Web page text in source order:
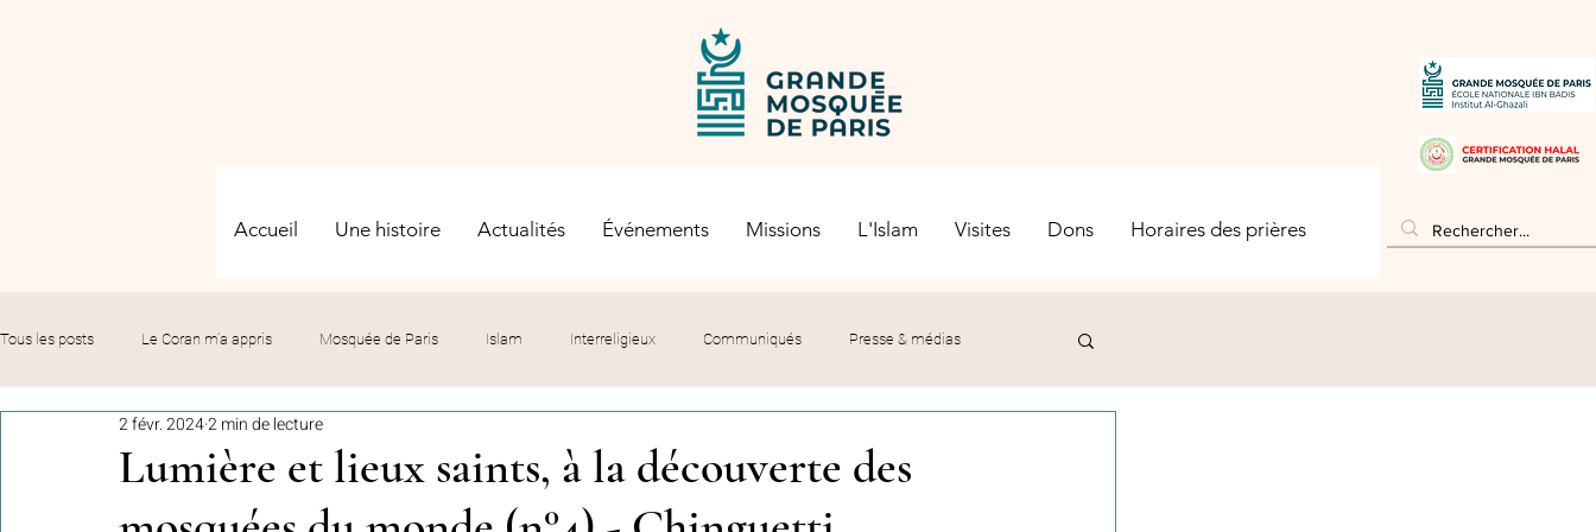
Accueil Une histoire Actualités Événements Missions L'Islam Visites Dons Horaires des prières
Tous les posts Le Coran m’a appris Mosquée de Paris Islam Interreligieux Communiqués Presse & médias
Evénements Solidarité Formation
Lumière et lieux saints, à la découverte des
2 févr. 20242 min de lecture